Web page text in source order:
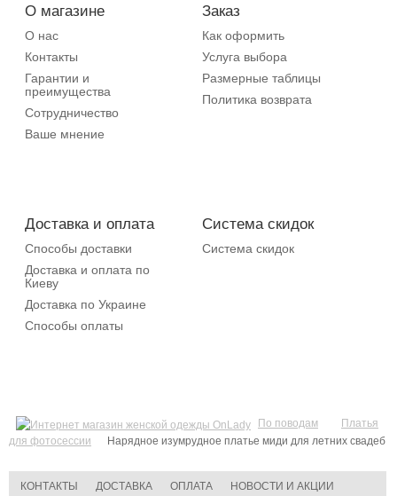
О магазине
О нас
Контакты
Гарантии и
преимущества
Сотрудничество
Ваше мнение
Заказ
Как оформить
Услуга выбора
Размерные таблицы
Политика возврата
Доставка и оплата
Способы доставки
Доставка и оплата по
Киеву
Доставка по Украине
Способы оплаты
Система скидок
Система скидок
По поводам
Платья
для фотосессии
Нарядное изумрудное платье миди для летних свадеб
КОНТАКТЫ ДОСТАВКА ОПЛАТА НОВОСТИ И АКЦИИ